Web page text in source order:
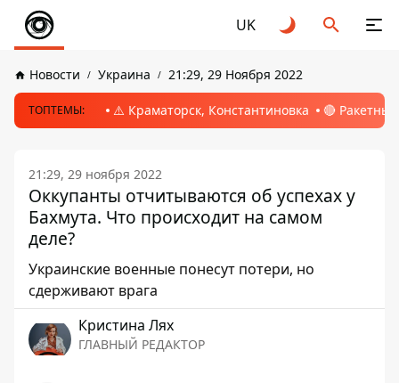
UK
Новости Украина 21:29, 29 Ноября 2022
ТОПТЕМЫ: ⚠️ Краматорск, Константиновка 🔴
21:29, 29 ноября 2022
Оккупанты отчитываются об успехах у
Бахмута. Что происходит на самом
деле?
Украинские военные понесут потери, но
сдерживают врага
Кристина Лях
ГЛАВНЫЙ РЕДАКТОР